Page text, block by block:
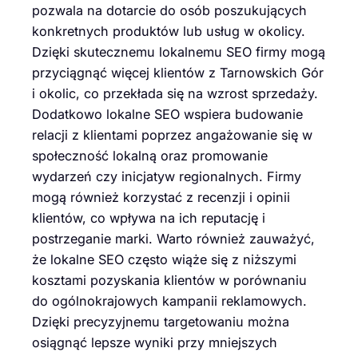
pozwala na dotarcie do osób poszukujących
konkretnych produktów lub usług w okolicy.
Dzięki skutecznemu lokalnemu SEO firmy mogą
przyciągnąć więcej klientów z Tarnowskich Gór
i okolic, co przekłada się na wzrost sprzedaży.
Dodatkowo lokalne SEO wspiera budowanie
relacji z klientami poprzez angażowanie się w
społeczność lokalną oraz promowanie
wydarzeń czy inicjatyw regionalnych. Firmy
mogą również korzystać z recenzji i opinii
klientów, co wpływa na ich reputację i
postrzeganie marki. Warto również zauważyć,
że lokalne SEO często wiąże się z niższymi
kosztami pozyskania klientów w porównaniu
do ogólnokrajowych kampanii reklamowych.
Dzięki precyzyjnemu targetowaniu można
osiągnąć lepsze wyniki przy mniejszych